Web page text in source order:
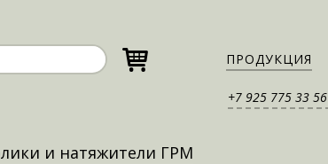
ПРОДУКЦИЯ
+7 925 775 33 56
и натяжители ГРМ